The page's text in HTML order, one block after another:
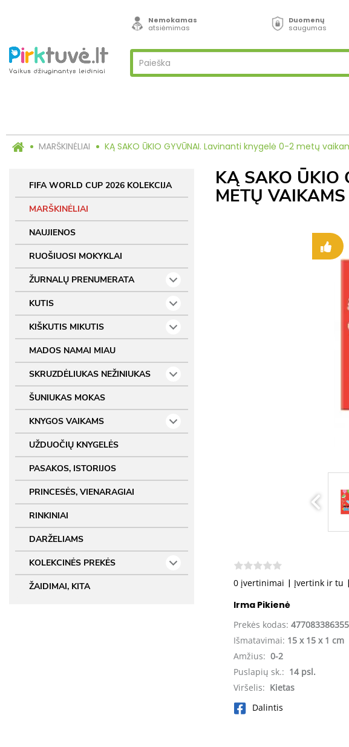
Nemokamas
atsiėmimas
Duomenų
saugumas
MARŠKINĖLIAI KĄ SAKO ŪKIO GYVŪNAI. Lavinanti knygelė 0-2 metų
FIFA WORLD CUP 2026 KOLEKCIJA
MARŠKINĖLIAI
NAUJIENOS
RUOŠIUOSI MOKYKLAI
ŽURNALŲ PRENUMERATA
KUTIS
KIŠKUTIS MIKUTIS
MADOS NAMAI MIAU
SKRUZDĖLIUKAS NEŽINIUKAS
ŠUNIUKAS MOKAS
KNYGOS VAIKAMS
UŽDUOČIŲ KNYGELĖS
PASAKOS, ISTORIJOS
PRINCESĖS, VIENARAGIAI
RINKINIAI
DARŽELIAMS
KOLEKCINĖS PREKĖS
ŽAIDIMAI, KITA
KĄ SAKO ŪKIO
METŲ VAIKAMS
0 įvertinimai | Įvertink ir tu |
Irma Pikienė
Prekės kodas:
Išmatavimai: 15 x 15 x 1 cm
Amžius: 0-2
Puslapių sk.: 14 psl.
Viršelis: Kietas
Dalintis